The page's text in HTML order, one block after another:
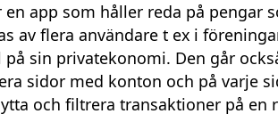
en app som håller reda på pengar
av flera användare t ex i
sin privatekonomi. Den går
sidor med konton och på varje
och filtrera transaktioner på en